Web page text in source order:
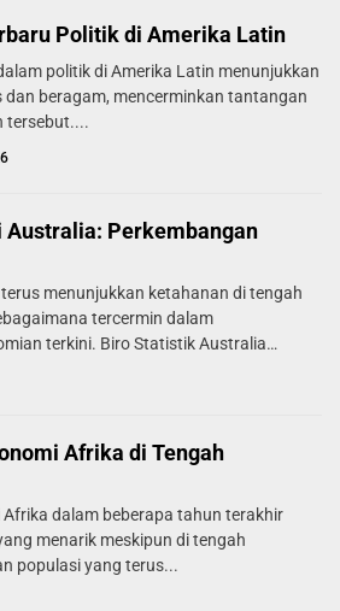
Politik di Amerika Latin
politik di Amerika Latin menunjukkan
beragam, mencerminkan tantangan
tersebut....
Australia: Perkembangan
menunjukkan ketahanan di tengah
tercermin dalam
terkini. Biro Statistik Australia
Afrika di Tengah
dalam beberapa tahun terakhir
menarik meskipun di tengah
populasi yang terus...